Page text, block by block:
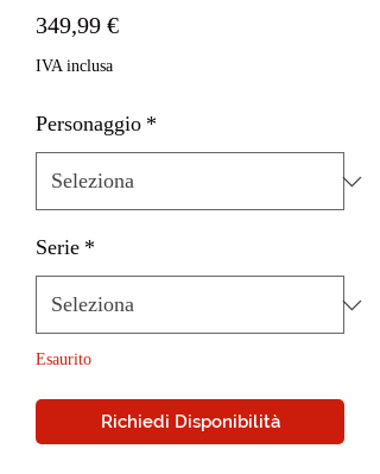
349,99 €Prezzo
IVA inclusa
Personaggio *
Serie *
Esaurito
Richiedi Disponibilità